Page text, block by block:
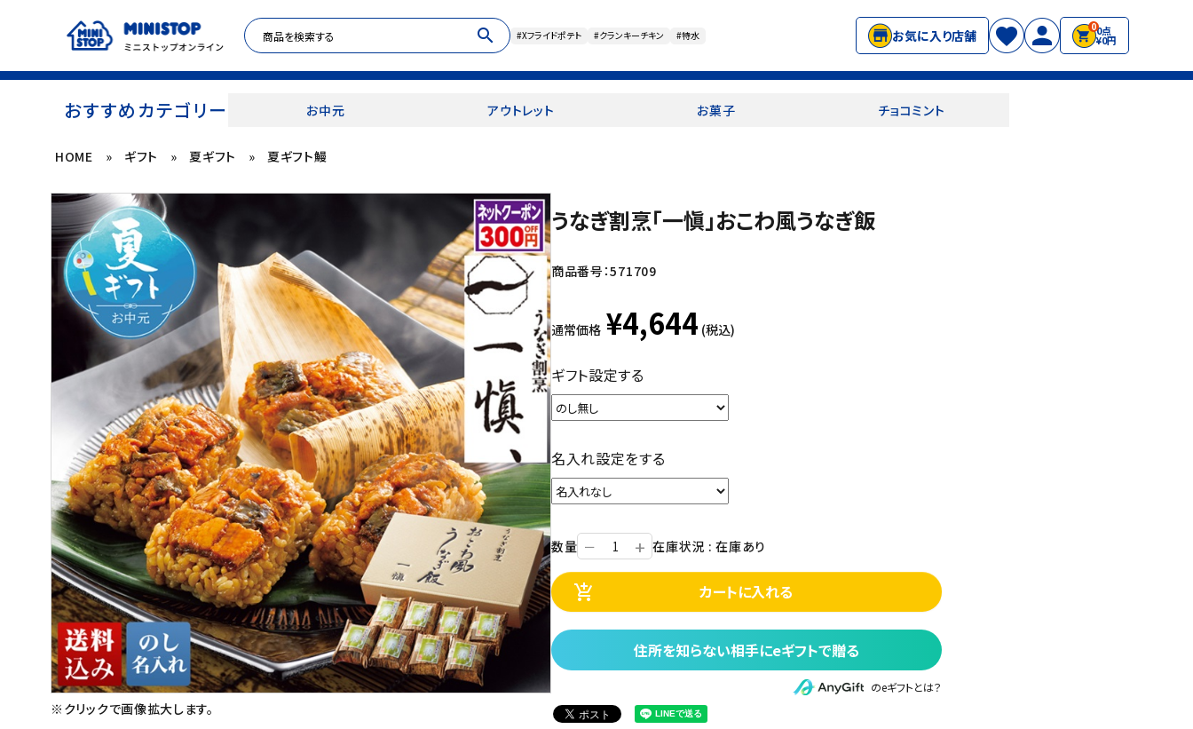
search #Xフライドポテト #クランキーチキン #特水 お気に入り店舗
00点
¥0円
おすすめカテゴリー お中元 アウトレット お菓子 チョコミント
ACCOUNT MENU
ログイン person 新規登録
セール商品
カテゴリから探す
冷凍食品
お菓子
飲料
酒類
日用品
ギフト
セール
フードロス
HOME » ギフト » 夏ギフト » 夏ギフト鰻
※クリックで画像拡大します。
うなぎ割烹「一愼」おこわ風うなぎ飯
商品番号：571709
通常価格 ¥4,644 (税込)
ギフト設定する
名入れ設定をする
数量 ー + 在庫状況 : 在庫あり
add_shopping_cart カートに入れる
住所を知らない相手にeギフトで贈る
のeギフトとは？